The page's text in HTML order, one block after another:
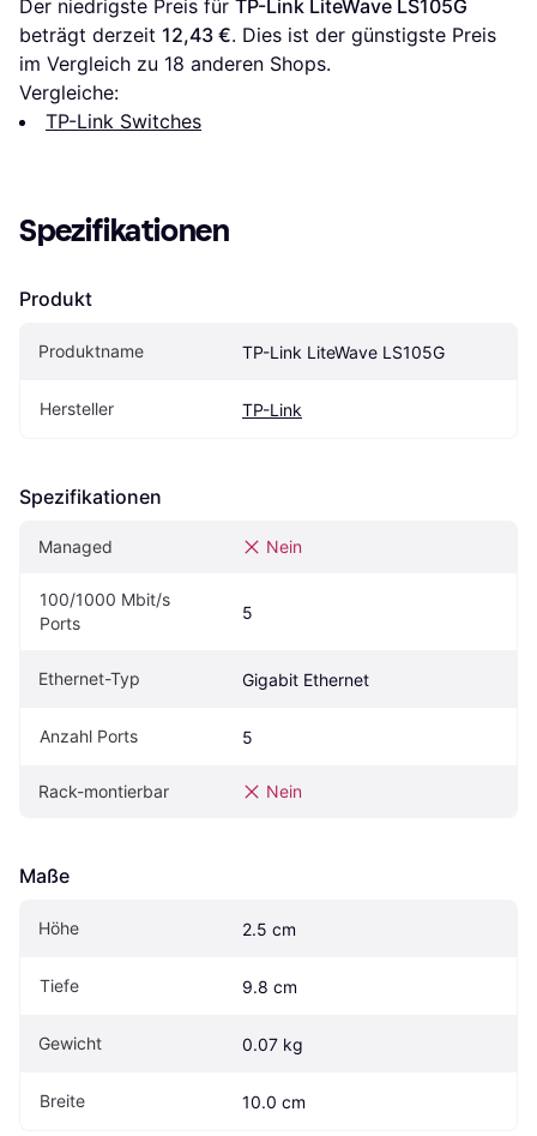
Der niedrigste Preis für TP-Link LiteWave LS105G
beträgt derzeit 12,43 €. Dies ist der günstigste Preis
im Vergleich zu 18 anderen Shops.
Vergleiche:
TP-Link Switches
Spezifikationen
Produkt
Produktname TP-Link LiteWave LS105G
Hersteller TP-Link
Spezifikationen
Managed Nein
100/1000 Mbit/s
Ports
5
Ethernet-Typ Gigabit Ethernet
Anzahl Ports 5
Rack-montierbar Nein
Maße
Höhe 2.5 cm
Tiefe 9.8 cm
Gewicht 0.07 kg
Breite 10.0 cm